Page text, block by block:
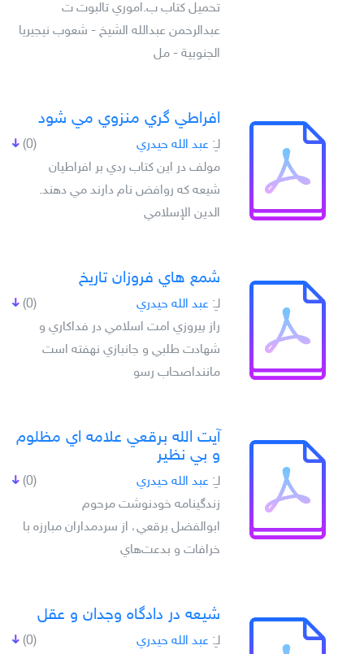
تحميل كتاب ب.اموري تالبوت ت
عبدالرحمن عبدالله الشيخ - شعوب نيجيريا
الجنوبية - مل
افراطي گري منزوي مي شود
(0) لـِ: عبد الله حيدري
مولف در اين کتاب ردي بر افراطيان
شيعه که روافض نام دارند مي دهند.
الدين الإسلامي
شمع هاي فروزان تاريخ
(0) لـِ: عبد الله حيدري
راز پيروزي امت اسلامي در فداکاري و
شهادت طلبي و جانبازي نهفته است
ماننداصحاب رسو
آيت الله برقعي علامه اي مظلوم
و بي نظير
(0) لـِ: عبد الله حيدري
زندگينامه خودنوشت مرحوم
ابوالفضل برقعي، از سردمداران مبارزه با
خرافات و بدعت‌هاي
شيعه در دادگاه وجدان و عقل
(0) لـِ: عبد الله حيدري